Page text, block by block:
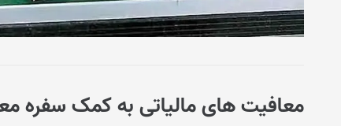
معافیت های مالیاتی به کمک سفره